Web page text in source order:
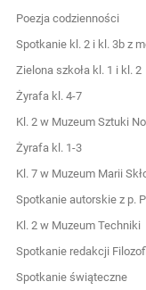
Poezja codzienności
Spotkanie kl. 2 i kl. 3b z
Zielona szkoła kl. 1 i kl. 2
Żyrafa kl. 4-7
Kl. 2 w Muzeum Sztuki
Żyrafa kl. 1-3
Kl. 7 w Muzeum Marii
Spotkanie autorskie z p.
Kl. 2 w Muzeum Techniki
Spotkanie redakcji
Spotkanie świąteczne